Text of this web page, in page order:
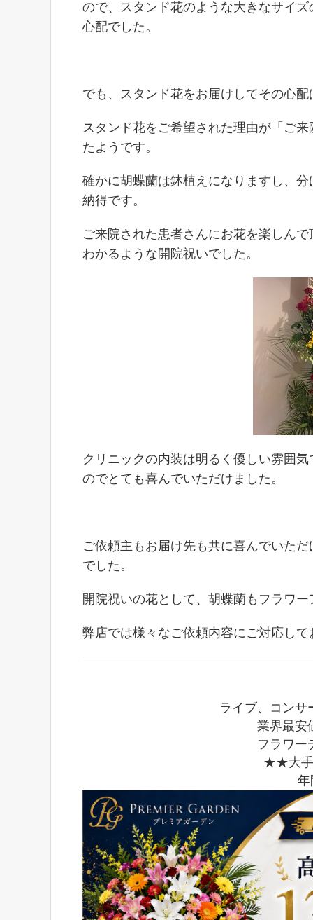
ので、スタンド花のような大きなサイ
心配でした。
でも、スタンド花をお届けしてその心
スタンド花をご希望された理由が「ご
たようです。
確かに胡蝶蘭は鉢植えになりますし、
納得です。
ご来院された患者さんにお花を楽しん
わかるような開院祝いでした。
クリニックの内装は明るく優しい雰囲
のでとても喜んでいただけました。
ご依頼主もお届け先も共に喜んでいた
でした。
開院祝いの花として、胡蝶蘭もフラワ
弊店では様々なご依頼内容にご対応し
ライブ、コンサ
業界最安
フラワー
★★大手
年